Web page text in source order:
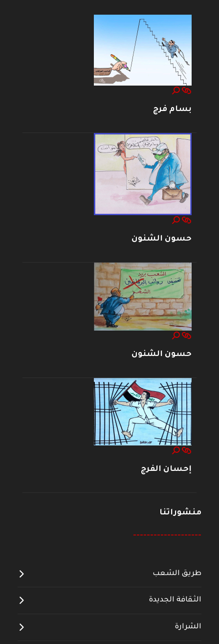
بسام فرج
حسون الشنون
حسون الشنون
إحسان الفرج
منشوراتنا
--------------------
طريق الشعب
الثقافة الجديدة
الشرارة